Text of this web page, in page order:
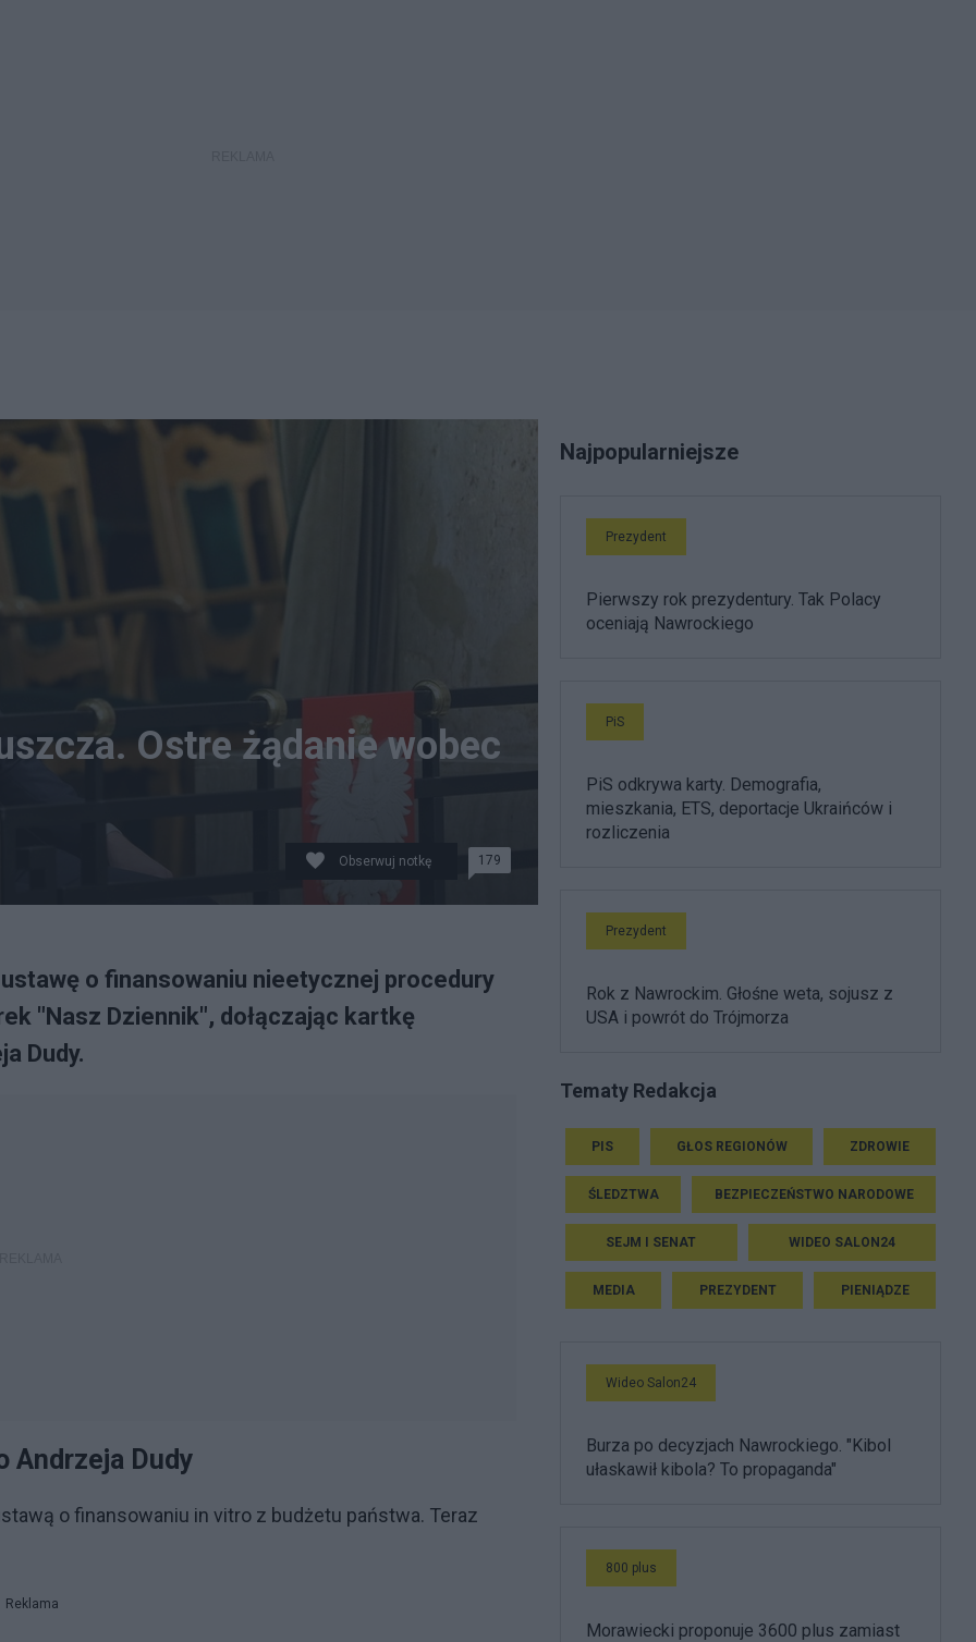
Ostre żądanie wobec
Obserwuj notkę 179
o finansowaniu nieetycznej procedury
"Nasz Dziennik", dołączając kartkę
Dudy.
Andrzeja Dudy
o finansowaniu in vitro z budżetu państwa. Teraz
Reklama
Najpopularniejsze
Prezydent
Pierwszy rok prezydentury. Tak Polacy
oceniają Nawrockiego
PiS
PiS odkrywa karty. Demografia,
mieszkania, ETS, deportacje Ukraińców i
rozliczenia
Prezydent
Rok z Nawrockim. Głośne weta, sojusz z
USA i powrót do Trójmorza
Tematy Redakcja
PIS GŁOS REGIONÓW ZDROWIE
ŚLEDZTWA BEZPIECZEŃSTWO NARODOWE
SEJM I SENAT WIDEO SALON24
MEDIA PREZYDENT PIENIĄDZE
Wideo Salon24
Burza po decyzjach Nawrockiego. "Kibol
ułaskawił kibola? To propaganda"
800 plus
Morawiecki proponuje 3600 plus zamiast